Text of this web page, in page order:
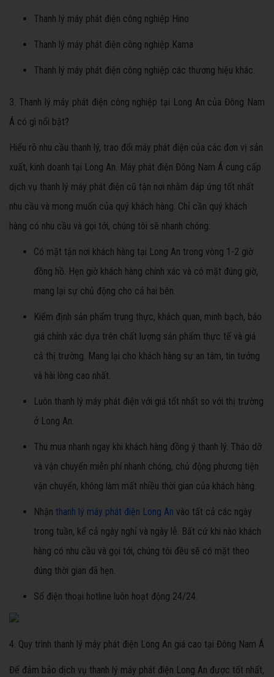
Thanh lý máy phát điện công nghiệp Hino
Thanh lý máy phát điện công nghiệp Kama
Thanh lý máy phát điện công nghiệp các thương hiệu khác.
3. Thanh lý máy phát điện công nghiệp tại Long An của Đông Nam
Á có gì nổi bật?
Hiểu rõ nhu cầu thanh lý, trao đổi máy phát điện của các đơn vị sản
xuất, kinh doanh tại Long An. Máy phát điện Đông Nam Á cung cấp
dịch vụ thanh lý máy phát điện cũ tận nơi nhằm đáp ứng tốt nhất
nhu cầu và mong muốn của quý khách hàng. Chỉ cần quý khách
hàng có nhu cầu và gọi tới, chúng tôi sẽ nhanh chóng:
Có mặt tận nơi khách hàng tại Long An trong vòng 1-2 giờ
đồng hồ. Hẹn giờ khách hàng chính xác và có mặt đúng giờ,
mang lại sự chủ động cho cả hai bên.
Kiểm định sản phẩm trung thực, khách quan, minh bạch, báo
giá chính xác dựa trên chất lượng sản phẩm thực tế và giá
cả thị trường. Mang lại cho khách hàng sự an tâm, tin tưởng
và hài lòng cao nhất.
Luôn thanh lý máy phát điện với giá tốt nhất so với thị trường
ở Long An.
Thu mua nhanh ngay khi khách hàng đồng ý thanh lý. Tháo dỡ
và vận chuyển miễn phí nhanh chóng, chủ động phương tiện
vận chuyển, không làm mất nhiều thời gian của khách hàng.
Nhận thanh lý máy phát điện Long An vào tất cả các ngày
trong tuần, kể cả ngày nghỉ và ngày lễ. Bất cứ khi nào khách
hàng có nhu cầu và gọi tới, chúng tôi đều sẽ có mặt theo
đúng thời gian đã hẹn.
Số điện thoại hotline luôn hoạt động 24/24.
4. Quy trình thanh lý máy phát điện Long An giá cao tại Đông Nam Á
Để đảm bảo dịch vụ thanh lý máy phát điện Long An được tốt nhất,